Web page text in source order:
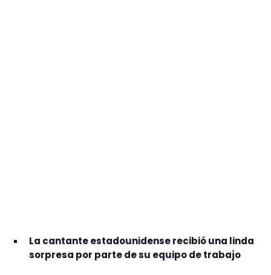
La cantante estadounidense recibió una linda
sorpresa por parte de su equipo de trabajo